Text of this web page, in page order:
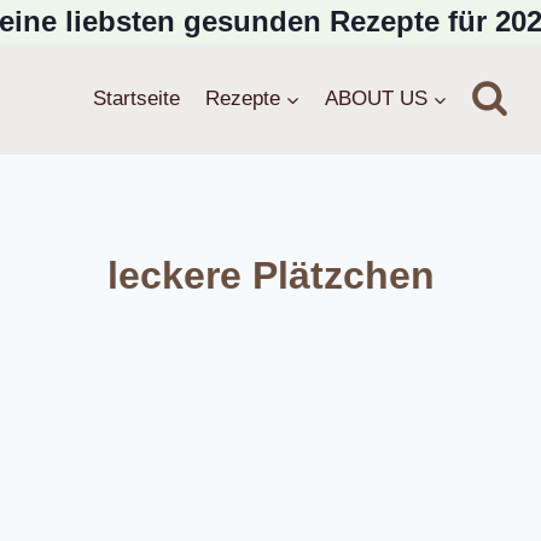
liebsten gesunden Rezepte für
Startseite Rezepte ABOUT US
leckere Plätzchen